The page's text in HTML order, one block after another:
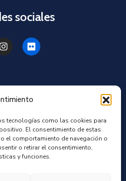
tecnologías como las cookies para
El consentimiento de estas
el comportamiento de navegación o
o retirar el consentimiento,
y funciones.
sociales